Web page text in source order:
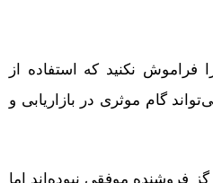
فراموش نکنید که استفاده از
گام موثری در بازاریابی و
فروشنده موفقی نبوده‌اند اما